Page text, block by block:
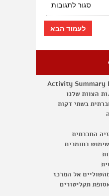
לשוני
סגור לתגובותעל
ראיון
בכל
השלום
מונדיאל
לעמוד הבא
Activity Summary
הצוות שלנו
בשתי דקות
החברתית
בחומרים
אל המרכז
תקליטורים